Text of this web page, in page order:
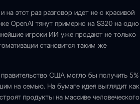
на этот раз разговор идет не о красивой
OpenAI тянут примерно на $320 на одно
игроки ИИ уже продают не только
становится таким же
США могло бы получить 5%
на семью. На бумаге идея выглядит как
продукты на массиве человеческого